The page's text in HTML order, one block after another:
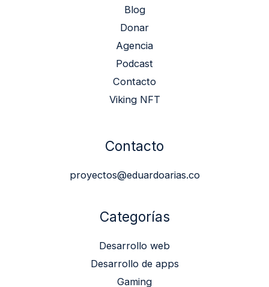
Blog
Donar
Agencia
Podcast
Contacto
Viking NFT
Contacto
proyectos@eduardoarias.co
Categorías
Desarrollo web
Desarrollo de apps
Gaming